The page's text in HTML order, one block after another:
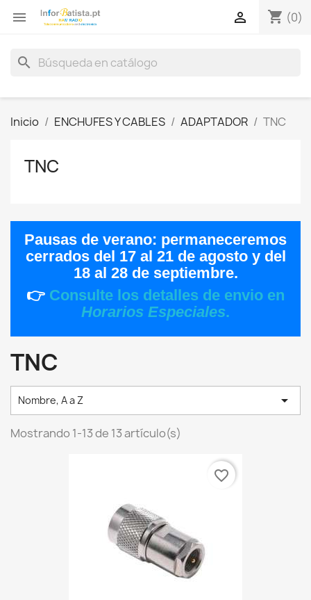
 shopping_cart (0)

search
Inicio ENCHUFES Y CABLES ADAPTADOR TNC
TNC
Pausas de verano: permaneceremos
cerrados del 17 al 21 de agostoy del
18 al 28 de septiembre.
👉 Consulte los detalles de envio en
Horarios Especiales.
TNC
Nombre, A a Z 
Mostrando 1-13 de 13 artículo(s)
favorite_border